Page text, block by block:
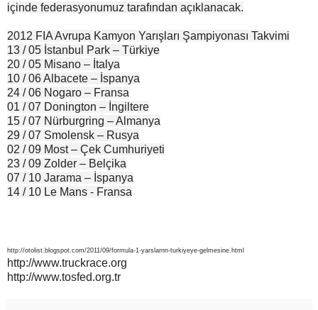
içinde federasyonumuz tarafından açıklanacak.
2012 FIA Avrupa Kamyon Yarışları Şampiyonası Takvimi
13 / 05 İstanbul Park – Türkiye
20 / 05 Misano – İtalya
10 / 06 Albacete – İspanya
24 / 06 Nogaro – Fransa
01 / 07 Donington – İngiltere
15 / 07 Nürburgring – Almanya
29 / 07 Smolensk – Rusya
02 / 09 Most – Çek Cumhuriyeti
23 / 09 Zolder – Belçika
07 / 10 Jarama – İspanya
14 / 10 Le Mans - Fransa
http://otolist.blogspot.com/2011/09/formula-1-yarslarnn-turkiyeye-gelmesine.html
http://www.truckrace.org
http://www.tosfed.org.tr